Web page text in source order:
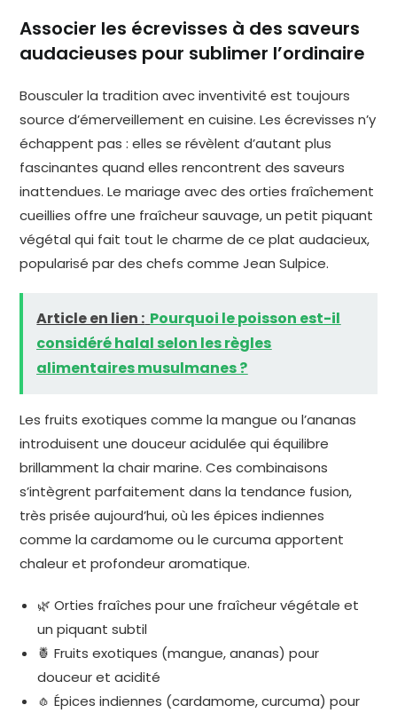
Associer les écrevisses à des saveurs
audacieuses pour sublimer l’ordinaire
Bousculer la tradition avec inventivité est toujours
source d’émerveillement en cuisine. Les écrevisses n’y
échappent pas : elles se révèlent d’autant plus
fascinantes quand elles rencontrent des saveurs
inattendues. Le mariage avec des orties fraîchement
cueillies offre une fraîcheur sauvage, un petit piquant
végétal qui fait tout le charme de ce plat audacieux,
popularisé par des chefs comme Jean Sulpice.
Article en lien : Pourquoi le poisson est-il
considéré halal selon les règles
alimentaires musulmanes ?
Les fruits exotiques comme la mangue ou l’ananas
introduisent une douceur acidulée qui équilibre
brillamment la chair marine. Ces combinaisons
s’intègrent parfaitement dans la tendance fusion,
très prisée aujourd’hui, où les épices indiennes
comme la cardamome ou le curcuma apportent
chaleur et profondeur aromatique.
🌿 Orties fraîches pour une fraîcheur végétale et
un piquant subtil
🍍 Fruits exotiques (mangue, ananas) pour
douceur et acidité
🧄 Épices indiennes (cardamome, curcuma) pour